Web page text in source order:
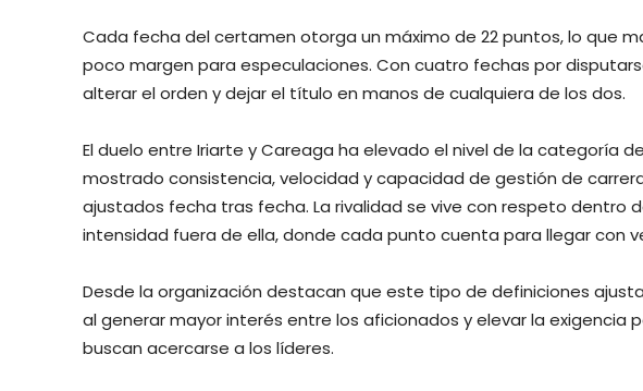
Cada fecha del certamen otorga un máximo de 22 puntos, lo que
poco margen para especulaciones. Con cuatro fechas por
alterar el orden y dejar el título en manos de cualquiera de los dos.
El duelo entre Iriarte y Careaga ha elevado el nivel de la categoría
mostrado consistencia, velocidad y capacidad de gestión de
ajustados fecha tras fecha. La rivalidad se vive con respeto dentro
intensidad fuera de ella, donde cada punto cuenta para llegar con
Desde la organización destacan que este tipo de definiciones
al generar mayor interés entre los aficionados y elevar la exigencia
buscan acercarse a los líderes.